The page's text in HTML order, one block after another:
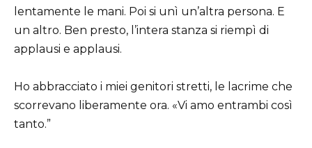
lentamente le mani. Poi si unì un’altra persona. E
un altro. Ben presto, l’intera stanza si riempì di
applausi e applausi.
Ho abbracciato i miei genitori stretti, le lacrime che
scorrevano liberamente ora. «Vi amo entrambi così
tanto.”